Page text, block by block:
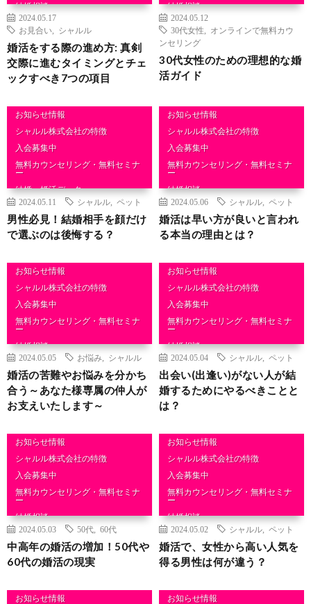
結婚相談
2024.05.17
お見合い
シャルル
婚活をする際の進め方: 真剣
交際に進むタイミングとチェ
ックすべき7つの項目
結婚相談
2024.05.12
30代女性
オンラインで無料カウ
ンセリング
30代女性のための理想的な婚
活ガイド
お知らせ情報
シャルル株式会社の特徴
入会募集中
無料カウンセリング・無料セミナ
ー
結婚・婚活データ
結婚相談
2024.05.11 シャルル ペット
男性必見！結婚相手を顔だけ
で選ぶのは後悔する？
お知らせ情報
シャルル株式会社の特徴
入会募集中
無料カウンセリング・無料セミナ
ー
結婚相談
2024.05.06 シャルル ペット
婚活は早い方が良いと言われ
る本当の理由とは？
お知らせ情報
シャルル株式会社の特徴
入会募集中
無料カウンセリング・無料セミナ
ー
結婚相談
2024.05.05 お悩み シャルル
婚活の苦難やお悩みを分かち
合う～あなた様専属の仲人が
お支えいたします～
お知らせ情報
シャルル株式会社の特徴
入会募集中
無料カウンセリング・無料セミナ
ー
結婚相談
2024.05.04 シャルル ペット
出会い(出逢い)がない人が結
婚するためにやるべきことと
は？
お知らせ情報
シャルル株式会社の特徴
入会募集中
無料カウンセリング・無料セミナ
ー
結婚相談
2024.05.03 50代 60代
中高年の婚活の増加！50代や
60代の婚活の現実
お知らせ情報
シャルル株式会社の特徴
入会募集中
無料カウンセリング・無料セミナ
ー
結婚相談
2024.05.02 シャルル ペット
婚活で、女性から高い人気を
得る男性は何が違う？
お知らせ情報
お知らせ情報